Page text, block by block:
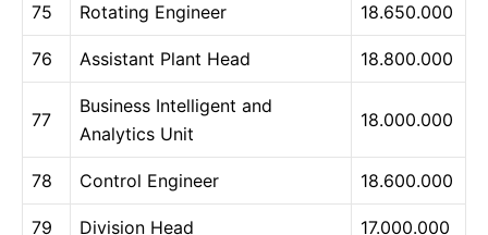
75 Rotating Engineer 18.650.000
76 Assistant Plant Head 18.800.000
77
Business Intelligent and
Analytics Unit
18.000.000
78 Control Engineer 18.600.000
79 Division Head 17.000.000